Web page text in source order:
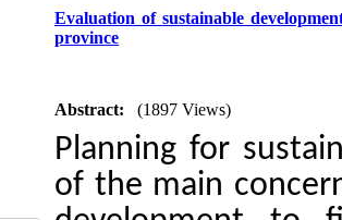
Evaluation of sustainable
province
Abstract: (1897 Views)
Planning for
of the main